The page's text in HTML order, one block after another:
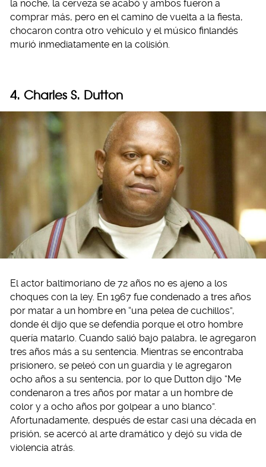
la noche, la cerveza se acabó y ambos fueron a
comprar más, pero en el camino de vuelta a la fiesta,
chocaron contra otro vehículo y el músico finlandés
murió inmediatamente en la colisión.
4. Charles S. Dutton
El actor baltimoriano de 72 años no es ajeno a los
choques con la ley. En 1967 fue condenado a tres años
por matar a un hombre en “una pelea de cuchillos”,
donde él dijo que se defendía porque el otro hombre
quería matarlo. Cuando salió bajo palabra, le agregaron
tres años más a su sentencia. Mientras se encontraba
prisionero, se peleó con un guardia y le agregaron
ocho años a su sentencia, por lo que Dutton dijo “Me
condenaron a tres años por matar a un hombre de
color y a ocho años por golpear a uno blanco”.
Afortunadamente, después de estar casi una década en
prisión, se acercó al arte dramático y dejó su vida de
violencia atrás.